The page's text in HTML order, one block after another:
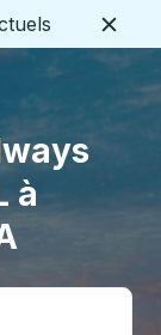
à